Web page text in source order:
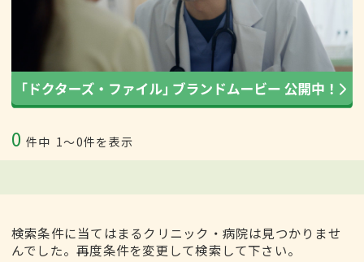
0 件中 1〜0件を表示
検索条件に当てはまるクリニック・病院は見つかりませ
んでした。再度条件を変更して検索して下さい。